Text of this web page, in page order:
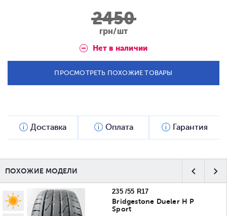
2450
грн/шт
Нет в наличии
ПРОСМОТРЕТЬ ПОХОЖИЕ ТОВАРЫ
Доставка Оплата Гарантия
ПОХОЖИЕ МОДЕЛИ
235 /55 R17
Bridgestone Dueler H P
Sport